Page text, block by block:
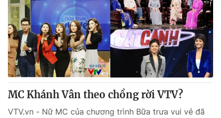
MC Khánh Vân theo chồng rời VTV?
VTV.vn - Nữ MC của chương trình Bữa trưa vui vẻ đã